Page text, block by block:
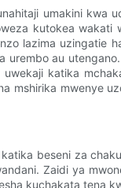
umakini kwa
kutokea
lazima uzingatie
urembo au
uwekaji katika
mshirika mwenye
beseni za
Zaidi ya
kuchakata tena